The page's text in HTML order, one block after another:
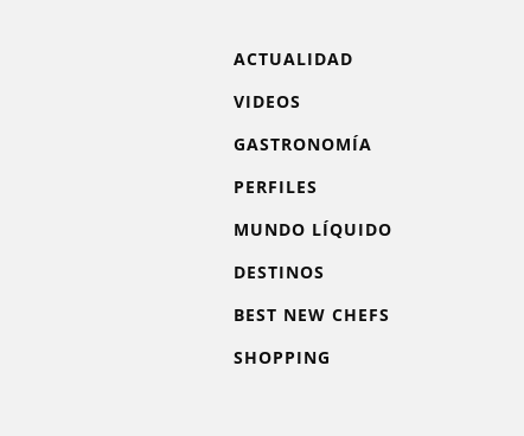
ACTUALIDAD
VIDEOS
GASTRONOMÍA
PERFILES
MUNDO LÍQUIDO
DESTINOS
BEST NEW CHEFS
SHOPPING